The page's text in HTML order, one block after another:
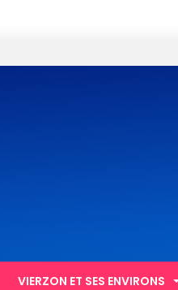
VIERZON ET SES ENVIRONS